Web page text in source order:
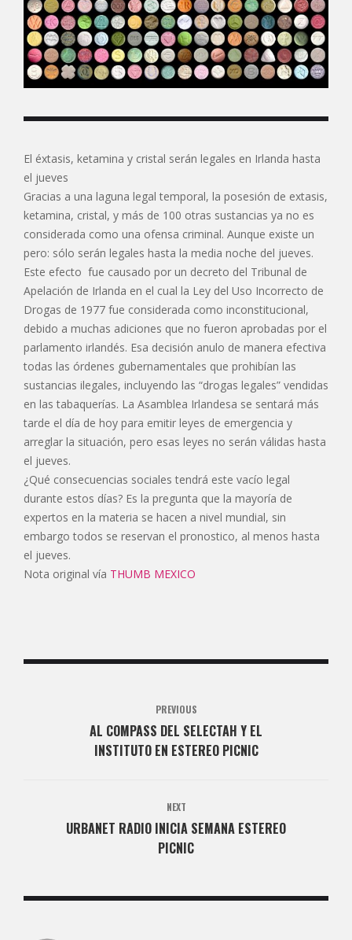
El éxtasis, ketamina y cristal serán legales en Irlanda hasta
el jueves
Gracias a una laguna legal temporal, la posesión de extasis,
ketamina, cristal, y más de 100 otras sustancias ya no es
considerada como una ofensa criminal. Aunque existe un
pero: sólo serán legales hasta la media noche del jueves.
Este efecto fue causado por un decreto del Tribunal de
Apelación de Irlanda en el cual la Ley del Uso Incorrecto de
Drogas de 1977 fue considerada como inconstitucional,
debido a muchas adiciones que no fueron aprobadas por el
parlamento irlandés. Esa decisión anulo de manera efectiva
todas las órdenes gubernamentales que prohibían las
sustancias ilegales, incluyendo las “drogas legales” vendidas
en las tabaquerías. La Asamblea Irlandesa se sentará más
tarde el día de hoy para emitir leyes de emergencia y
arreglar la situación, pero esas leyes no serán válidas hasta
el jueves.
¿Qué consecuencias sociales tendrá este vacío legal
durante estos días? Es la pregunta que la mayoría de
expertos en la materia se hacen a nivel mundial, sin
embargo todos se reservan el pronostico, al menos hasta
el jueves.
Nota original vía THUMB MEXICO
PREVIOUS
AL COMPASS DEL SELECTAH Y EL
INSTITUTO EN ESTEREO PICNIC
NEXT
URBANET RADIO INICIA SEMANA ESTEREO
PICNIC